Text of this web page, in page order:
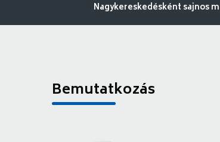
Nagykereskedésként sajnos
Bemutatkozás